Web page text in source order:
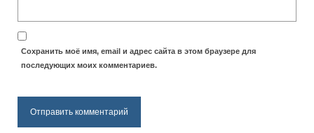
Пляж Кендва
Пляж Матемве
Сохранить моё имя, email и адрес сайта в этом браузере для
последующих моих комментариев.